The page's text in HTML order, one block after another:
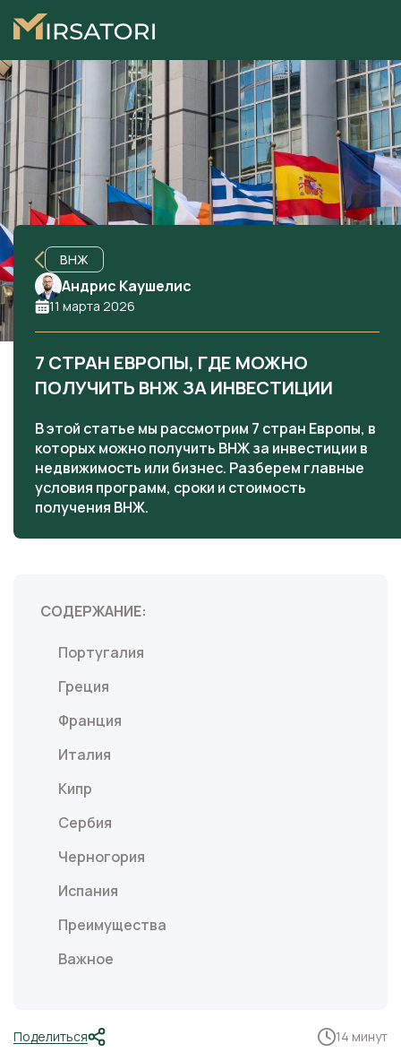
ВНЖ
Андрис Каушелис
11 марта 2026
7 СТРАН ЕВРОПЫ, ГДЕ МОЖНО
ПОЛУЧИТЬ ВНЖ ЗА ИНВЕСТИЦИИ
В этой статье мы рассмотрим 7 стран Европы, в
которых можно получить ВНЖ за инвестиции в
недвижимость или бизнес. Разберем главные
условия программ, сроки и стоимость
получения ВНЖ.
СОДЕРЖАНИЕ:
Португалия
Греция
Франция
Италия
Кипр
Сербия
Черногория
Испания
Преимущества
Важное
Поделиться 14 минут